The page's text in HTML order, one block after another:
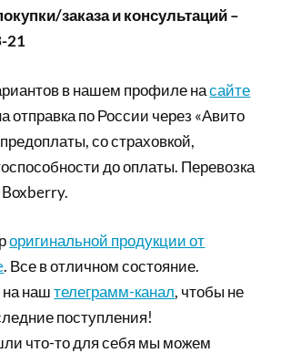
заказа и консультаций –
21
в нашем профиле насайте
отправка по России через «Авито
со страховкой,
до оплаты. Перевозка
оригинальной продукции от
. Все в отличном состояние.
на наштелеграмм-канал, чтобы не
поступления!
что-то для себя мы можем